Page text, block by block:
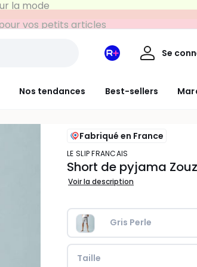
Nos tendances Best-sellers
Mon
Redoute
Se
Mon
Fabriqué en France
LE SLIP FRANCAIS
Short de pyjama
Voir la description
Gris Perle
Taille